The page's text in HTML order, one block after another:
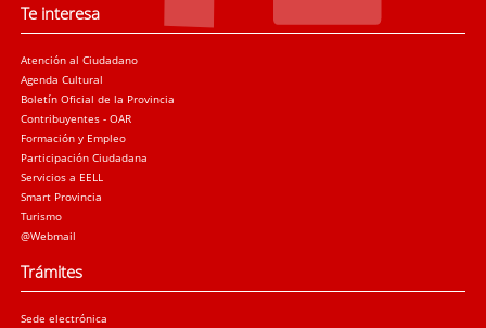
Te interesa
Atención al Ciudadano
Agenda Cultural
Boletín Oficial de la Provincia
Contribuyentes - OAR
Formación y Empleo
Participación Ciudadana
Servicios a EELL
Smart Provincia
Turismo
@Webmail
Trámites
Sede electrónica